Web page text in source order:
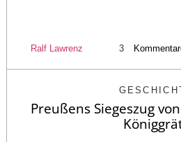
Ralf Lawrenz 3
Preußens Siegeszug